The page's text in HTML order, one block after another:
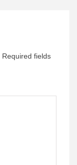
Required fields